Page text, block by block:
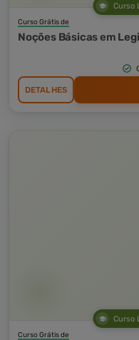
Curso
Curso Grátis de
Noções Básicas em
DETALHES
Curso
Curso Grátis de